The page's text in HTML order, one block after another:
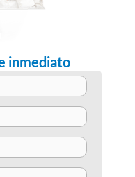
inmediato